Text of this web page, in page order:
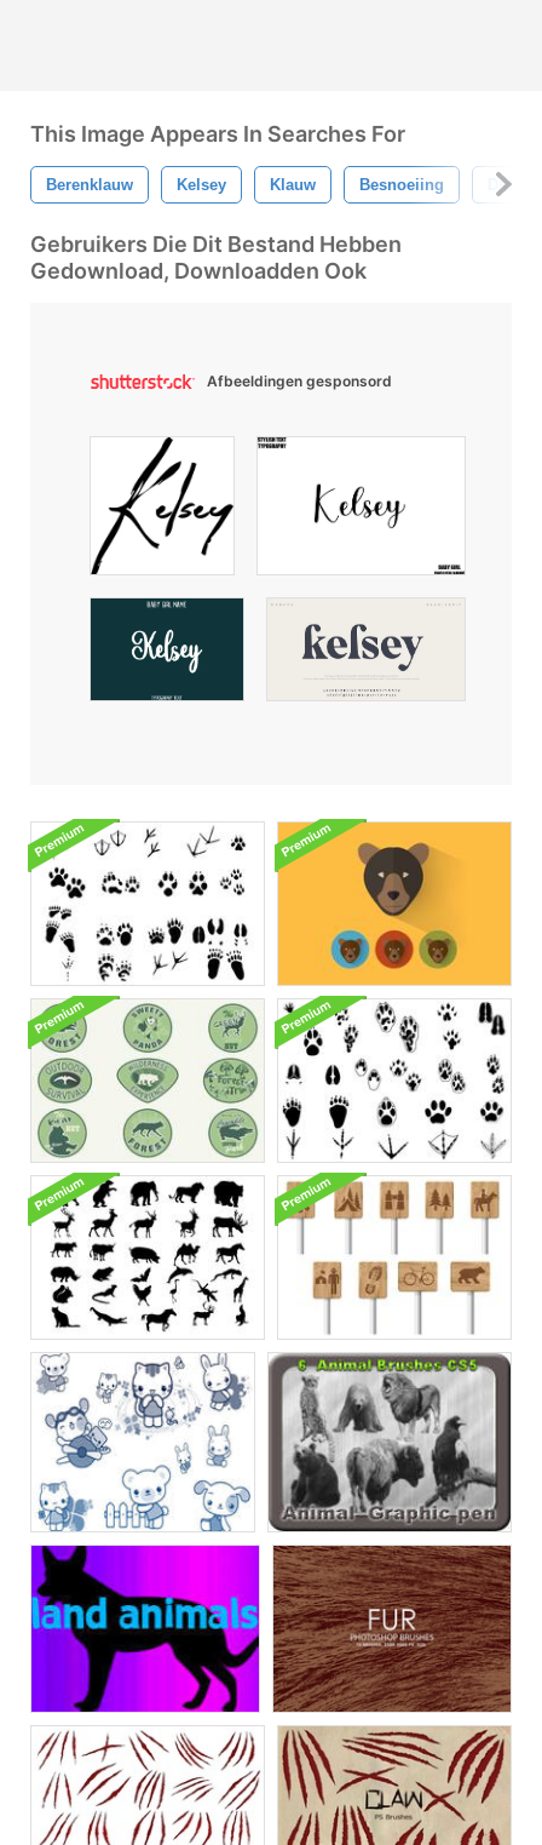
This Image Appears In Searches For
Berenklauw Kelsey Klauw Besnoeiing Dier
Gebruikers Die Dit Bestand Hebben
Gedownload, Downloadden Ook
Afbeeldingen gesponsord